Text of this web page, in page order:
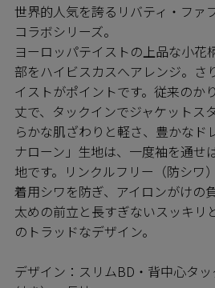
世界的人気を誇るリバティ・ファ
コラボシリーズ。
ヨーロッパテイストの上品な小花
部をハイビスカスへアレンジ。さ
イストがポイントです。従来のか
丈で、タックインでジャケットス
らかな肌ざわりと軽さ、豊かなド
ナローン」生地は、一度袖を通せ
地です。リンクルフリー（防シワ
着用シワを防ぎ、アイロンがけの
太めの前立と長すぎないスッキリ
のトラッドなデザイン。
デザイン：スリムBD・背中心タ